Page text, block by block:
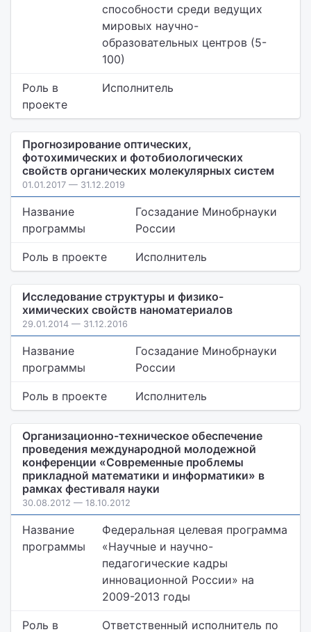
способности среди ведущих
мировых научно-
образовательных центров (5-
100)
Роль в
проекте
Исполнитель
Прогнозирование оптических,
фотохимических и фотобиологических
свойств органических молекулярных систем
01.01.2017 — 31.12.2019
Название
программы
Госзадание Минобрнауки
России
Роль в проекте Исполнитель
Исследование структуры и физико-
химических свойств наноматериалов
29.01.2014 — 31.12.2016
Название
программы
Госзадание Минобрнауки
России
Роль в проекте Исполнитель
Организационно-техническое обеспечение
проведения международной молодежной
конференции «Современные проблемы
прикладной математики и информатики» в
рамках фестиваля науки
30.08.2012 — 18.10.2012
Название
программы
Федеральная целевая программа
«Научные и научно-
педагогические кадры
инновационной России» на
2009-2013 годы
Роль в
Ответственный исполнитель по